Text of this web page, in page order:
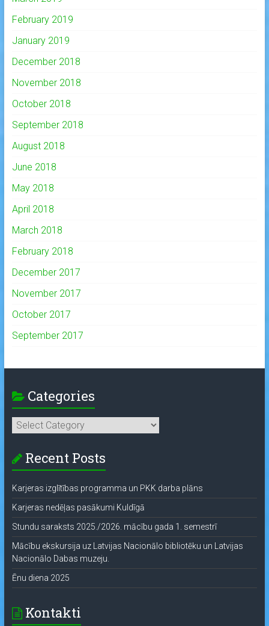
February 2019
January 2019
December 2018
November 2018
October 2018
September 2018
August 2018
June 2018
May 2018
April 2018
March 2018
February 2018
December 2017
November 2017
October 2017
September 2017
Categories
Categories
Recent Posts
Karjeras izglītības programma un PKK darba plāns
Karjeras nedēļas pasākumi Kuldīgā
Stundu saraksts 2025./2026. mācību gada 1. semestrī
Mācību ekskursija uz Latvijas Nacionālo bibliotēku un Latvijas
Nacionālo Dabas muzeju.
Ēnu diena 2025
Kontakti